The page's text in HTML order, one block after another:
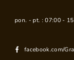
pon. - pt. : 07:00 -
facebook.com/